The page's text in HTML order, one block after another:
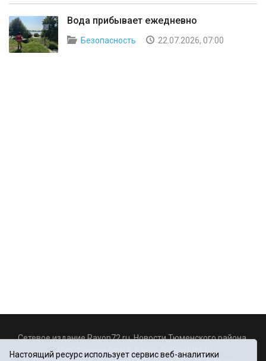
Вода прибывает ежедневно
Безопасность 22.07.2026, 07:00
Сетевое издание Rayon72.ru. Новости Тюменского района.
Rayon72@yandex.ru
Настоящий ресурс использует сервис веб-аналитики